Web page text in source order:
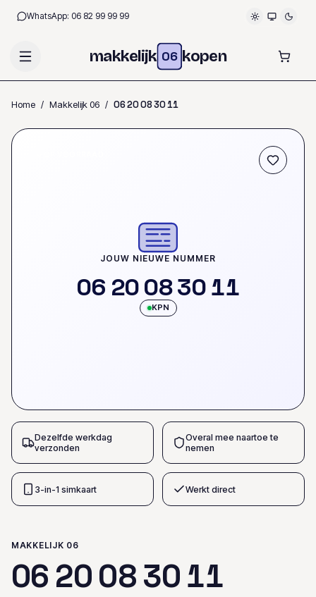
WhatsApp: 06 82 99 99 99
makkelijk 06 kopen
Home / Makkelijk 06 / 0620083011
JOUW NIEUWE NUMMER
06 20083011
KPN
Dezelfde werkdag
verzonden
Overal mee naartoe te
nemen
3-in-1 simkaart Werkt direct
MAKKELIJK 06
06 20083011